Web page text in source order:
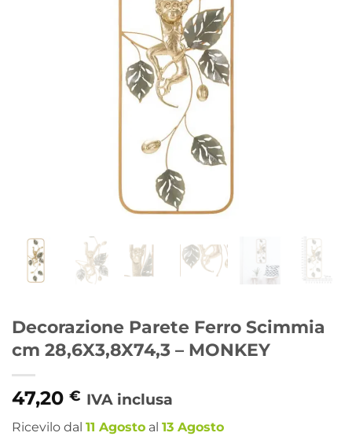
Decorazione Parete Ferro Scimmia
cm 28,6X3,8X74,3 – MONKEY
47,20 € IVA inclusa
Ricevilo dal 11 Agosto al 13 Agosto